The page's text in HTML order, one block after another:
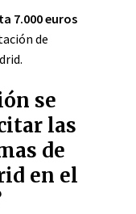
7.000 euros
de
se
las
de
en el